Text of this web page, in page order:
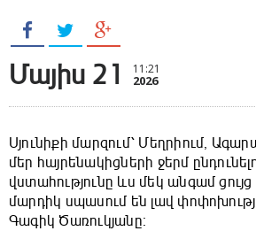
Մայիս 21 11:21
2026
Սյունիքի մարզում՝ Մեղրիում,
մեր հայրենակիցների ջերմ
վստահությունը ևս մեկ անգամ
մարդիկ սպասում են լավ
Գագիկ Ծառուկյանը։